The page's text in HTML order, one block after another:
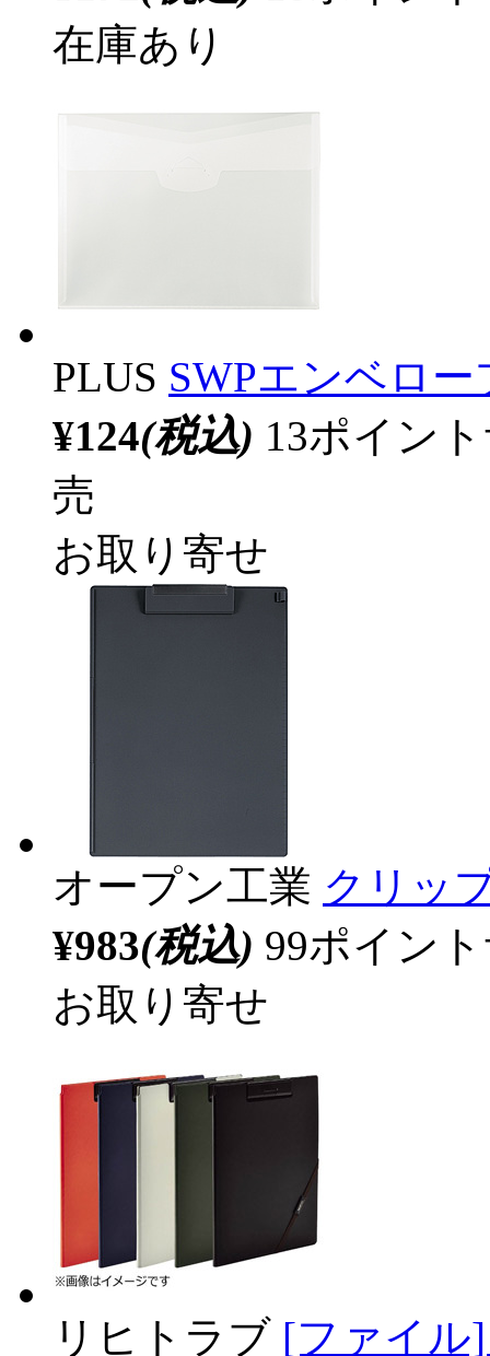
在庫あり
PLUS SWPエンベロー
¥124(税込) 13ポイン
売
お取り寄せ
オープン工業 クリッ
¥983(税込) 99ポイン
お取り寄せ
リヒトラブ [ファイル